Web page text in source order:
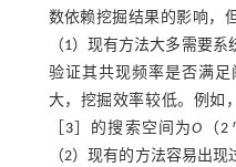
数依赖挖掘结果的影响，
（1）现有方法大多需要
验证其共现频率是否满足
大，挖掘效率较低。例如
3］的搜索空间为O （2
（2）现有的方法容易出